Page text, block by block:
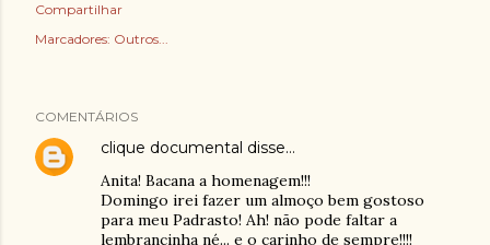
Compartilhar
Marcadores: Outros...
COMENTÁRIOS
clique documental disse…
Anita! Bacana a homenagem!!!
Domingo irei fazer um almoço bem gostoso
para meu Padrasto! Ah! não pode faltar a
lembrancinha né... e o carinho de sempre!!!!